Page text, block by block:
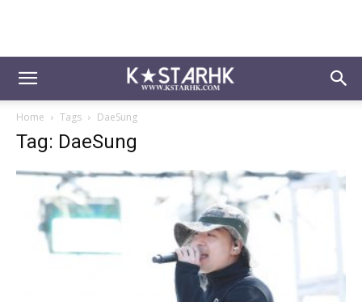
Home Tags DaeSung
Tag: DaeSung